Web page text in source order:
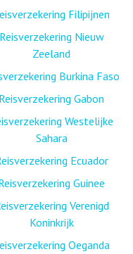
Filipijnen
Reisverzekering Nieuw
Zeeland
Burkina Faso
Reisverzekering Gabon
Westelijke
Sahara
Ecuador
Guinee
Verenigd
Koninkrijk
Oeganda